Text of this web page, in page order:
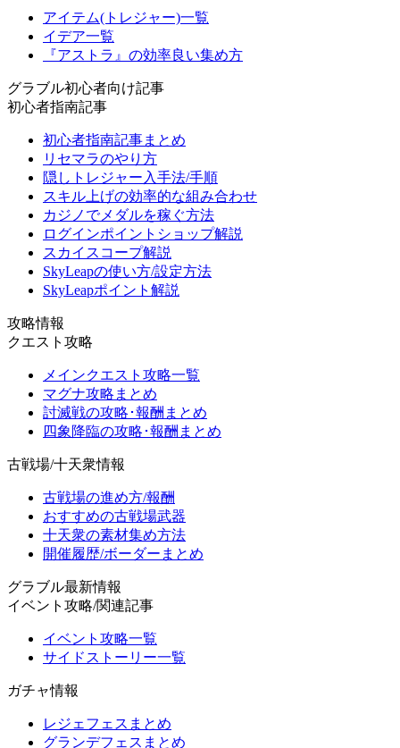
アイテム(トレジャー)一覧
イデア一覧
『アストラ』の効率良い集め方
グラブル初心者向け記事
初心者指南記事
初心者指南記事まとめ
リセマラのやり方
隠しトレジャー入手法/手順
スキル上げの効率的な組み合わせ
カジノでメダルを稼ぐ方法
ログインポイントショップ解説
スカイスコープ解説
SkyLeapの使い方/設定方法
SkyLeapポイント解説
攻略情報
クエスト攻略
メインクエスト攻略一覧
マグナ攻略まとめ
討滅戦の攻略･報酬まとめ
四象降臨の攻略･報酬まとめ
古戦場/十天衆情報
古戦場の進め方/報酬
おすすめの古戦場武器
十天衆の素材集め方法
開催履歴/ボーダーまとめ
グラブル最新情報
イベント攻略/関連記事
イベント攻略一覧
サイドストーリー一覧
ガチャ情報
レジェフェスまとめ
グランデフェスまとめ